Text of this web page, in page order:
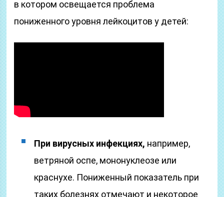
в котором освещается проблема
пониженного уровня лейкоцитов у детей:
При вирусных инфекциях, например,
ветряной оспе, мононуклеозе или
краснухе. Пониженный показатель при
таких болезнях отмечают и некоторое